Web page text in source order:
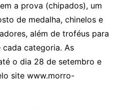
a prova (chipados), um
de medalha, chinelos e
além de troféus para
categoria. As
o dia 28 de setembro e
site www.morro-